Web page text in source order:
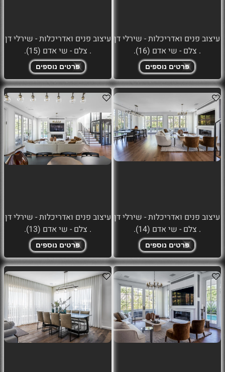
עיצוב פנים ואדריכלות - שירלי דן
. צלם - שי אדם (16).
פרטים נוספים
עיצוב פנים ואדריכלות - שירלי דן
. צלם - שי אדם (15).
פרטים נוספים
עיצוב פנים ואדריכלות - שירלי דן
. צלם - שי אדם (14).
פרטים נוספים
עיצוב פנים ואדריכלות - שירלי דן
. צלם - שי אדם (13).
פרטים נוספים